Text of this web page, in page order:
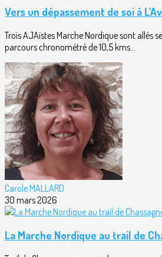
Vers un dépassement de soi à
Trois AJAïstes Marche Nordique sont allés
parcours chronométré de 10,5 kms...
Carole MALLARD
30 mars 2026
La Marche Nordique au trail de